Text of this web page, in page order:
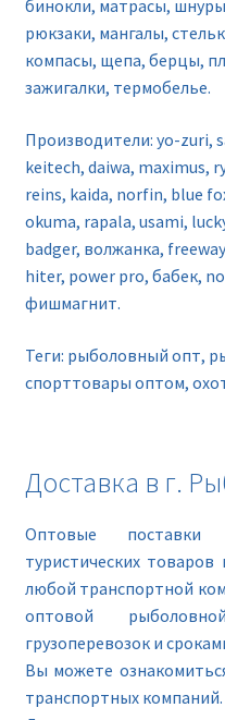
бинокли, матрасы,
рюкзаки, мангалы,
компасы, щепа, берцы,
зажигалки, термобелье.
Производители: yo-zuri,
keitech, daiwa, maximus,
reins, kaida, norfin, blue
okuma, rapala, usami,
badger, волжанка,
hiter, power pro, бабек,
фишмагнит.
Теги: рыболовный опт,
спорттовары оптом,
Доставка в г.
Оптовые поставки
туристических
любой транспортной
оптовой
грузоперевозок и
Вы можете
транспортных компаний.